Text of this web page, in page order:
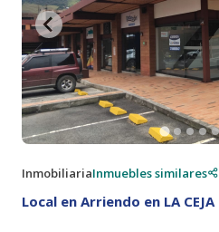
InmobiliariaInmuebles similares
Local en Arriendo en LA CEJA